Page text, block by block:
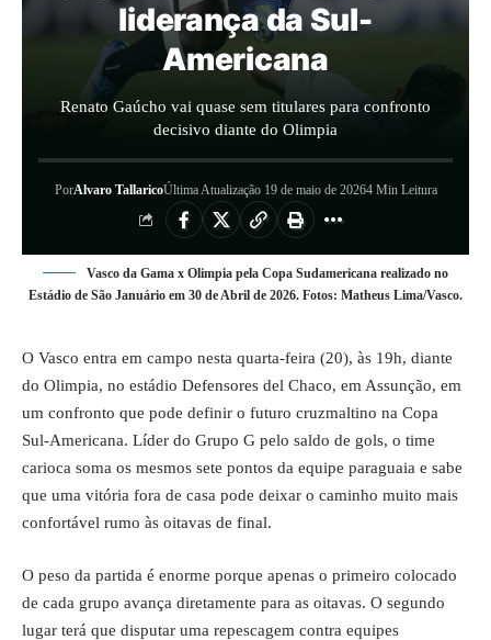
liderança da Sul-
Americana
Renato Gaúcho vai quase sem titulares para confronto
decisivo diante do Olimpia
PorAlvaro TallaricoÚltima Atualização 19 de maio de 20264 Min Leitura
Vasco da Gama x Olimpia pela Copa Sudamericana realizado no
Estádio de São Januário em 30 de Abril de 2026. Fotos: Matheus Lima/Vasco.
O Vasco entra em campo nesta quarta-feira (20), às 19h, diante
do Olimpia, no estádio Defensores del Chaco, em Assunção, em
um confronto que pode definir o futuro cruzmaltino na Copa
Sul-Americana. Líder do Grupo G pelo saldo de gols, o time
carioca soma os mesmos sete pontos da equipe paraguaia e sabe
que uma vitória fora de casa pode deixar o caminho muito mais
confortável rumo às oitavas de final.
O peso da partida é enorme porque apenas o primeiro colocado
de cada grupo avança diretamente para as oitavas. O segundo
lugar terá que disputar uma repescagem contra equipes